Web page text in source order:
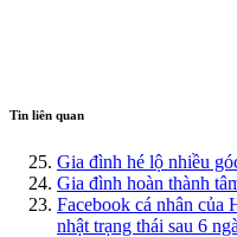
Tin liên quan
Gia đình hé lộ nhiều
Gia đình hoàn thành
Facebook cá nhân của
nhật trạng thái sau 6